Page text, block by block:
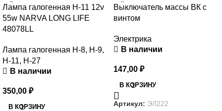
Лампа галогенная Н-11 12v
55w NARVA LONG LIFE
48078LL
Лампа галогенная Н-8, Н-9,
Н-11, Н-27
В наличии
350,00 ₽
В КОРЗИНУ
Выключатель массы ВК с
винтом
Электрика
В наличии
147,00 ₽
В КОРЗИНУ
Артикул: ЭЛ222